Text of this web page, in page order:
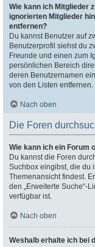
Wie kann ich Mitglieder
ignorierten Mitglieder
entfernen?
Du kannst Benutzer auf
Benutzerprofil siehst du
Freunde und einen zum
persönlichen Bereich
deren Benutzernamen
von den Listen entfernen.
Nach oben
Die Foren
Wie kann ich ein Forum
Du kannst die Foren
Suchbox eingibst, die du
Themenansicht findest.
den „Erweiterte Suche“-
verfügbar ist.
Nach oben
Weshalb erhalte ich bei